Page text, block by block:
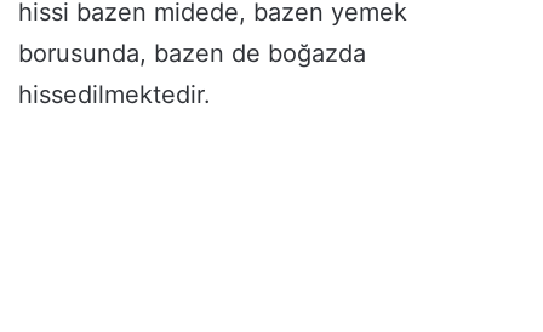
hissi bazen midede, bazen yemek
borusunda, bazen de boğazda
hissedilmektedir.